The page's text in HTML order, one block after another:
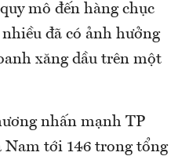
mô đến hàng chục
đã có ảnh hưởng
xăng dầu trên một
nhấn mạnh TP
Nam tới 146 trong tổng